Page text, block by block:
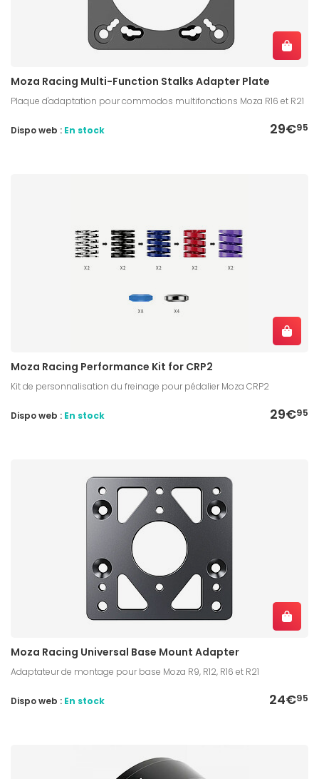
Moza Racing Multi-Function Stalks Adapter Plate
Plaque d'adaptation pour commodos multifonctions Moza R16 et R21
29€95
Dispo web : En stock
Moza Racing Performance Kit for CRP2
Kit de personnalisation du freinage pour pédalier Moza CRP2
29€95
Dispo web : En stock
Moza Racing Universal Base Mount Adapter
Adaptateur de montage pour base Moza R9, R12, R16 et R21
24€95
Dispo web : En stock